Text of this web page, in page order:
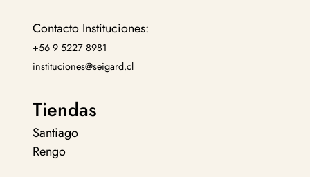
Contacto Instituciones:
+56 9 5227 8981
instituciones@seigard.cl
Tiendas
Santiago
Rengo